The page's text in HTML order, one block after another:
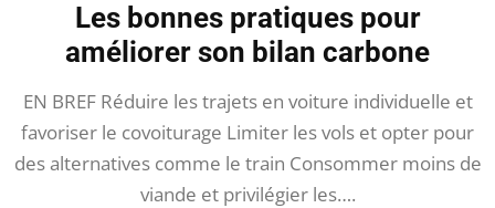
Les bonnes pratiques pour
améliorer son bilan carbone
EN BREF Réduire les trajets en voiture individuelle et
favoriser le covoiturage Limiter les vols et opter pour
des alternatives comme le train Consommer moins de
viande et privilégier les….